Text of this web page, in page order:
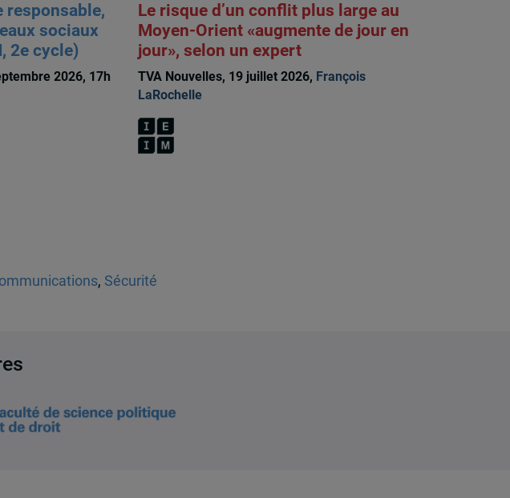
responsable,
sociaux
2e cycle)
2026, 17h
Le risque d’un conflit plus large au
Moyen-Orient «augmente de jour en
jour», selon un expert
TVA Nouvelles, 19 juillet 2026, François
LaRochelle
, Sécurité